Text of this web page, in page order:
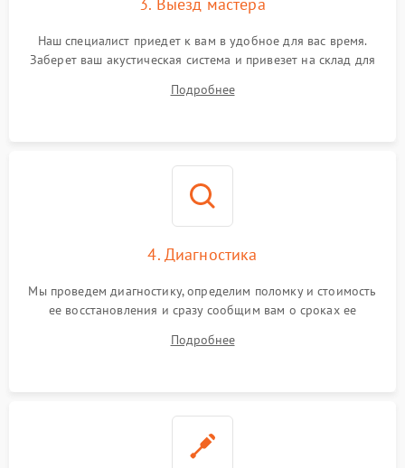
Наш специалист приедет к вам в удобное для вас время.
Заберет ваш акустическая система и привезет на склад для
Подробнее
4. Диагностика
Мы проведем диагностику, определим поломку и стоимость
ее восстановления и сразу сообщим вам о сроках ее
Подробнее